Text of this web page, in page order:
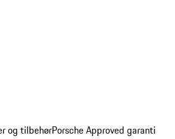
og tilbehørPorsche Approved garanti